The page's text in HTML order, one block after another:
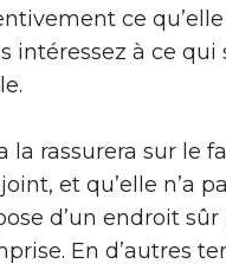
ce
intéressez à ce qui
la rassurera sur le
et qu’elle n’a
d’un endroit
En d’autres